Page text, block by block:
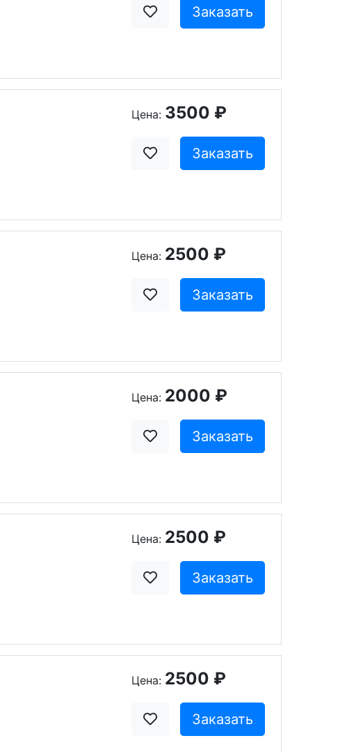
Заказать
Цена: 3500 ₽
Заказать
Цена: 2500 ₽
Заказать
Цена: 2000 ₽
Заказать
Цена: 2500 ₽
Заказать
Цена: 2500 ₽
Заказать